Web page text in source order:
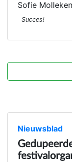
Sofie
Succes!
Nieuwsblad